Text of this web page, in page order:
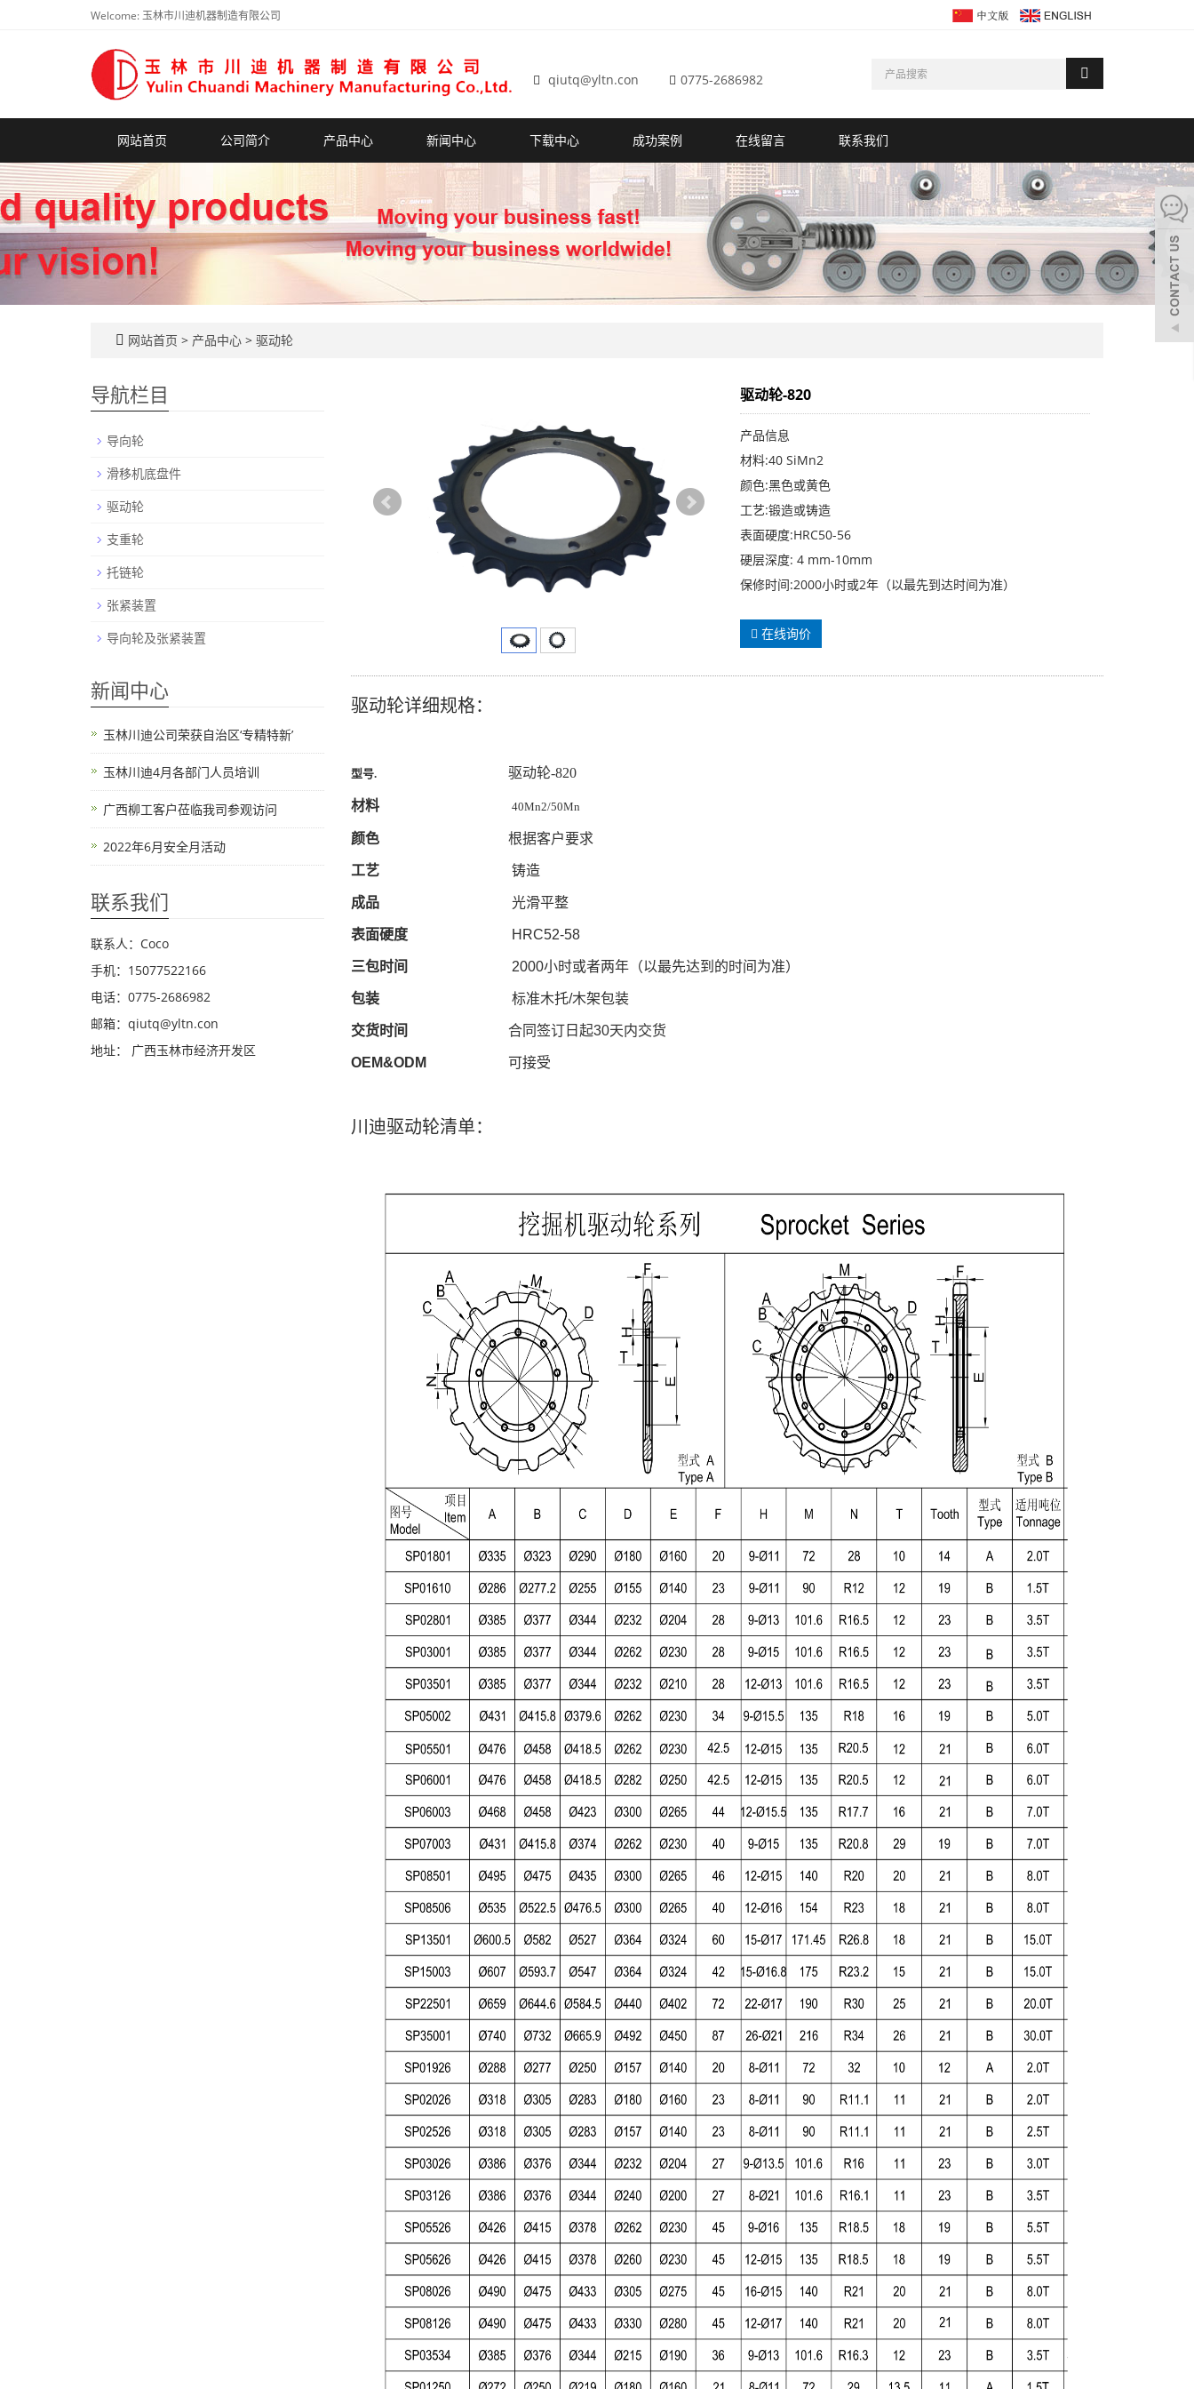
Welcome: 玉林市川迪机器制造有限公司
qiutq@yltn.con 0775-2686982
网站首页 公司简介 产品中心 新闻中心 下载中心 成功案例 在线留言 联系我们
网站首页 > 产品中心 > 驱动轮
驱动轮-820
产品信息
材料:40 SiMn2
颜色:黑色或黄色
工艺:锻造或铸造
表面硬度:HRC50-56
硬层深度: 4 mm-10mm
保修时间:2000小时或2年（以最先到达时间为准）
在线询价
驱动轮详细规格：
型号. 驱动轮-820
材料 40Mn2/50Mn
颜色 根据客户要求
工艺 铸造
成品 光滑平整
表面硬度 HRC52-58
三包时间 2000小时或者两年（以最先达到的时间为准）
包装 标准木托/木架包装
交货时间 合同签订日起30天内交货
OEM&ODM 可接受
川迪驱动轮清单：
导航栏目
导向轮
滑移机底盘件
驱动轮
支重轮
托链轮
张紧装置
导向轮及张紧装置
新闻中心
玉林川迪公司荣获自治区‘专精特新’
玉林川迪4月各部门人员培训
广西柳工客户莅临我司参观访问
2022年6月安全月活动
联系我们
联系人：Coco
手机：15077522166
电话：0775-2686982
邮箱：qiutq@yltn.con
地址： 广西玉林市经济开发区